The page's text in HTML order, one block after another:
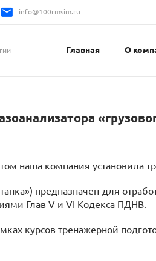
info@100rmsim.ru
Главная О
наша компания установила
предназначен для
Глав V и VI Кодекса ПДНВ.
курсов тренажерной